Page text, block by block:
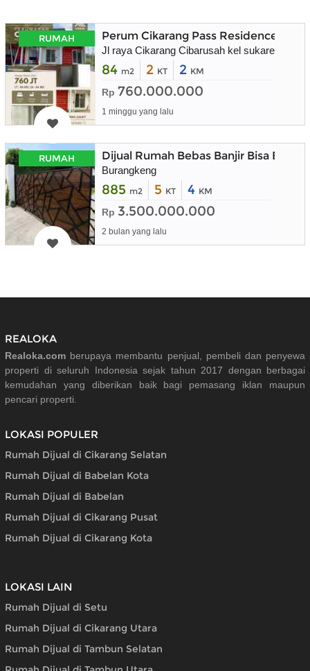
RUMAH Perum Cikarang Pass Residence
Jl raya Cikarang Cibarusah kel sukaresmi
84 m2 2 KT 2 KM
Rp 760.000.000
1 minggu yang lalu
RUMAH Dijual Rumah Bebas Banjir Bisa Buat
Burangkeng
885 m2 5 KT 4 KM
Rp 3.500.000.000
2 bulan yang lalu
REALOKA
Realoka.com berupaya membantu penjual, pembeli dan penyewa
properti di seluruh Indonesia sejak tahun 2017 dengan berbagai
kemudahan yang diberikan baik bagi pemasang iklan maupun
pencari properti.
LOKASI POPULER
Rumah Dijual di Cikarang Selatan
Rumah Dijual di Babelan Kota
Rumah Dijual di Babelan
Rumah Dijual di Cikarang Pusat
Rumah Dijual di Cikarang Kota
LOKASI LAIN
Rumah Dijual di Setu
Rumah Dijual di Cikarang Utara
Rumah Dijual di Tambun Selatan